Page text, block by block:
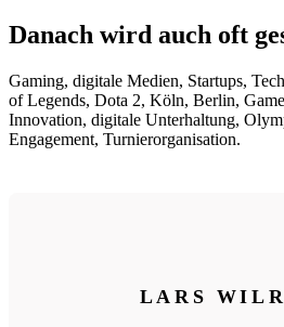
Danach wird auch oft
Gaming, digitale Medien, Startups,
of Legends, Dota 2, Köln, Berlin,
Innovation, digitale Unterhaltung,
Engagement, Turnierorganisation.
LARS